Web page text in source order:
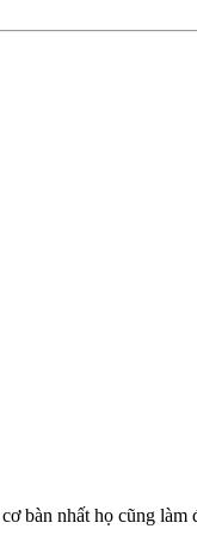
bàn nhất họ cũng làm